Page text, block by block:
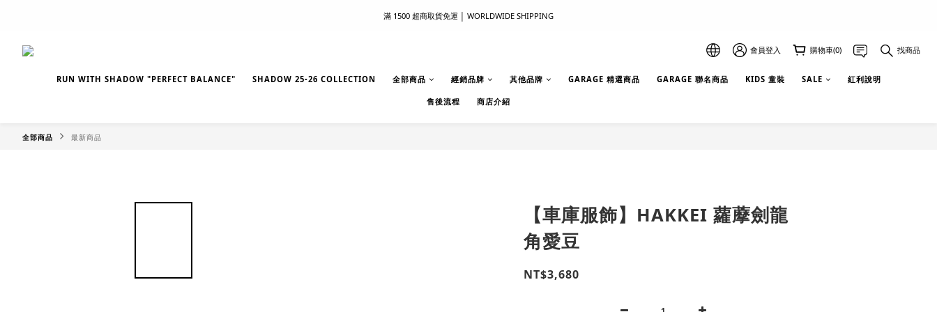
滿 1500 超商取貨免運 │ WORLDWIDE SHIPPING
滿 1500 超商取貨免運 │ WORLDWIDE SHIPPING
首次註冊新會員 │ 贈 100 元購物金
會員登入 購物車(0) 找商品
RUN WITH SHADOW "PERFECT BALANCE" SHADOW 25-26 COLLECTION 全部商品 經銷品牌 其他品牌 GARAGE 精選商品 GARAGE 聯名商品 KIDS 童裝 SALE 紅利說明
售後流程 商店介紹
全部商品 最新商品
【車庫服飾】HAKKEI 蘿藦劍龍
角愛豆
NT$3,680